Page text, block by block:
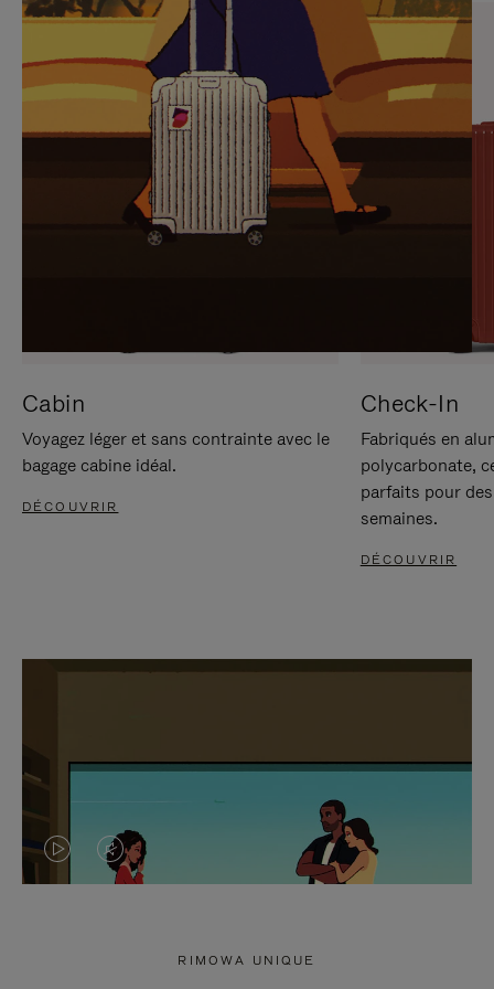
SUR
POUR
METTRE
PAUSE
VEUILLEZ
CLIQUER
POUR
RÉACTIVER
LE
SON
Cabin
Voyagez léger et sans contrainte avec le
bagage cabine idéal.
DÉCOUVRIR
Check-In
Fabriqués en
polycarbonate,
parfaits pour
semaines.
DÉCOUVRIR
LA LE
RIMOWA UNIQUE